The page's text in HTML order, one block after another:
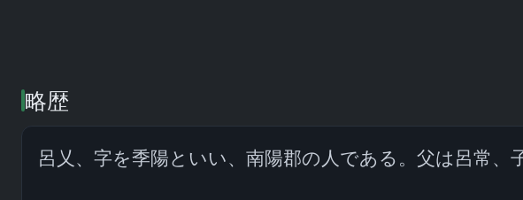
略歴
呂乂、字を季陽といい、南陽郡の人である。父は呂常、